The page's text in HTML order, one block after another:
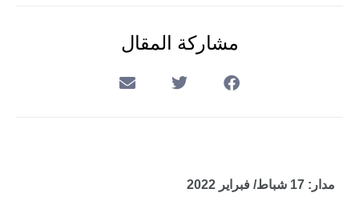
مشاركة المقال
مدار: 17 شباط/ فبراير 2022